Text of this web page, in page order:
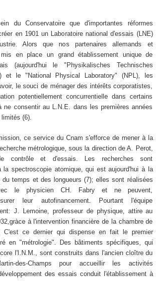
du Conservatoire que d'importantes réformes
en 1901 un Laboratoire national d'essais (LNE)
Alors que nos partenaires allemands et
mis en place un grand établissement unique de
(aujourd'hui le "Physikalisches Technisches
et le "National Physical Laboratory" (NPL), les
le souci de ménager des intérêts corporatistes,
potentiellement concurrentielle dans certains
ne consentir au L.N.E. dans les premières années
(6).
ce service du Cnam s'efforce de mener à la
métrologique, sous la direction de A. Perot,
contrôle et d'essais. Les recherches sont
la spectroscopie atomique, qui est aujourd'hui à la
du temps et des longueurs (7); elles sont réalisées
le physicien CH. Fabry et ne peuvent,
leur autofinancement. Pourtant l'équipe
J. Lemoine, professeur de physique, attire au
à l'intervention financière de la chambre de
C'est ce dernier qui dispense en fait le premier
en "métrologie". Des bâtiments spécifiques, qui
l'I.N.M., sont construits dans l'ancien cloître du
des-Champs pour accueillir les activités
des essais conduit l'établissement à